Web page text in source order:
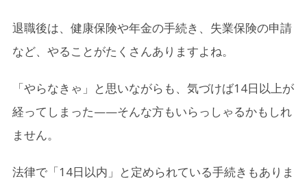
3. 転職先が未定（無職）の場合の手続き
3-2. 年金の切り替え
退職後は、健康保険や年金の手続き、失業保険の申請
など、やることがたくさんありますよね。
「やらなきゃ」と思いながらも、気づけば14日以上が
経ってしまった——そんな方もいらっしゃるかもしれ
ません。
法律で「14日以内」と定められている手続きもありま